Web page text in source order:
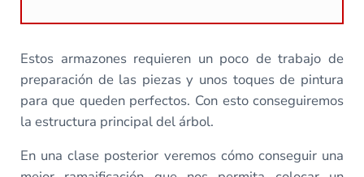
Estos armazones requieren un poco de trabajo de
preparación de las piezas y unos toques de pintura
para que queden perfectos. Con esto conseguiremos
la estructura principal del árbol.
En una clase posterior veremos cómo conseguir una